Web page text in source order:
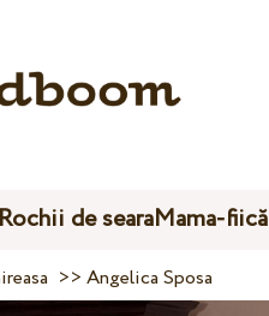
Rochii de searaMama-fiică
>>Angelica Sposa